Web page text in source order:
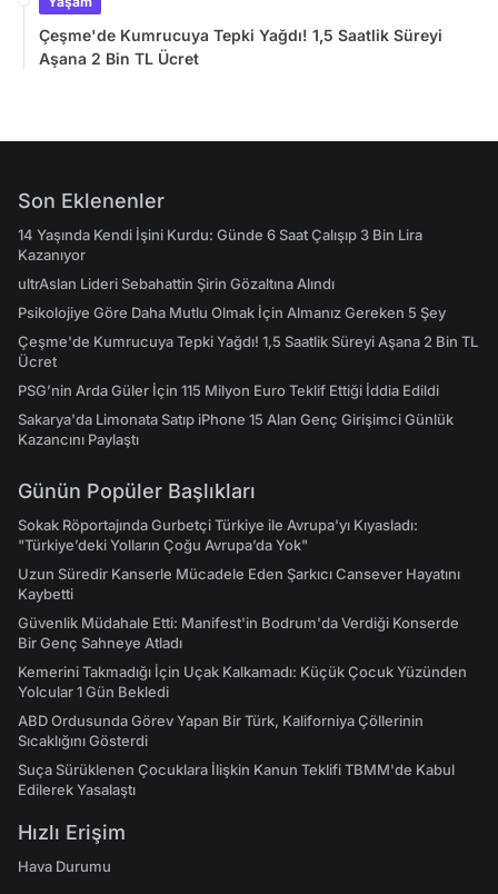
Çeşme'de Kumrucuya Tepki Yağdı! 1,5 Saatlik Süreyi
Aşana 2 Bin TL Ücret
Son Eklenenler
14 Yaşında Kendi İşini Kurdu: Günde 6 Saat Çalışıp 3 Bin Lira
Kazanıyor
ultrAslan Lideri Sebahattin Şirin Gözaltına Alındı
Psikolojiye Göre Daha Mutlu Olmak İçin Almanız Gereken 5 Şey
Çeşme'de Kumrucuya Tepki Yağdı! 1,5 Saatlik Süreyi Aşana 2 Bin TL
Ücret
PSG’nin Arda Güler İçin 115 Milyon Euro Teklif Ettiği İddia Edildi
Sakarya'da Limonata Satıp iPhone 15 Alan Genç Girişimci Günlük
Kazancını Paylaştı
Günün Popüler Başlıkları
Sokak Röportajında Gurbetçi Türkiye ile Avrupa'yı Kıyasladı:
"Türkiye’deki Yolların Çoğu Avrupa’da Yok"
Uzun Süredir Kanserle Mücadele Eden Şarkıcı Cansever Hayatını
Kaybetti
Güvenlik Müdahale Etti: Manifest'in Bodrum'da Verdiği Konserde
Bir Genç Sahneye Atladı
Kemerini Takmadığı İçin Uçak Kalkamadı: Küçük Çocuk Yüzünden
Yolcular 1 Gün Bekledi
ABD Ordusunda Görev Yapan Bir Türk, Kaliforniya Çöllerinin
Sıcaklığını Gösterdi
Suça Sürüklenen Çocuklara İlişkin Kanun Teklifi TBMM'de Kabul
Edilerek Yasalaştı
Hızlı Erişim
Hava Durumu